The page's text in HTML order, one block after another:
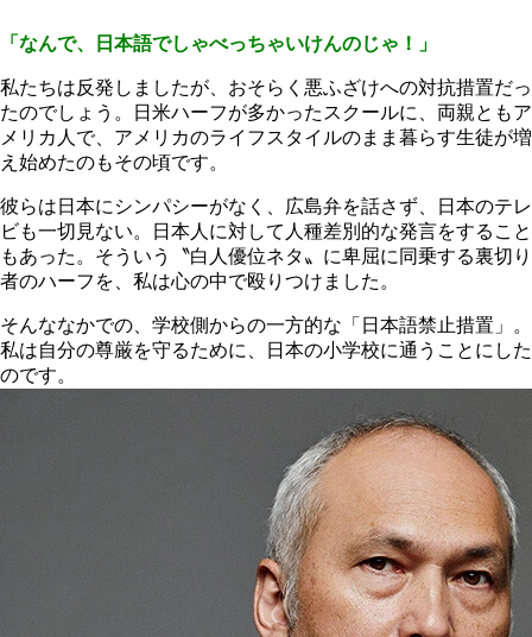
「なんで、日本語でしゃべっちゃいけんのじゃ！」
私たちは反発しましたが、おそらく悪ふざけへの対抗措置だっ
たのでしょう。日米ハーフが多かったスクールに、両親ともア
メリカ人で、アメリカのライフスタイルのまま暮らす生徒が増
え始めたのもその頃です。
彼らは日本にシンパシーがなく、広島弁を話さず、日本のテレ
ビも一切見ない。日本人に対して人種差別的な発言をすること
もあった。そういう〝白人優位ネタ〟に卑屈に同乗する裏切り
者のハーフを、私は心の中で殴りつけました。
そんななかでの、学校側からの一方的な「日本語禁止措置」。
私は自分の尊厳を守るために、日本の小学校に通うことにした
のです。